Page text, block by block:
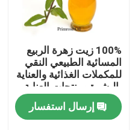
100% زيت زهرة الربيع
المسائية الطبيعي النقي
للمكملات الغذائية والعناية
بالبشرة ومنتجات العناية
الشخصية
إرسال استفسار